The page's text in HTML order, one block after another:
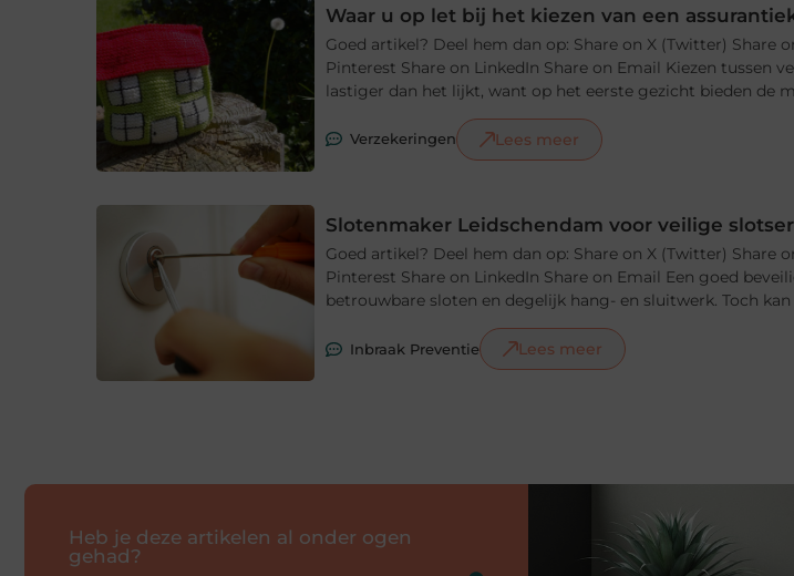
Waar u op let bij het kiezen van een
Goed artikel? Deel hem dan op: Share on X (Twitter) Share
Pinterest Share on LinkedIn Share on Email Kiezen tussen
lastiger dan het lijkt, want op het eerste gezicht bieden de
Verzekeringen Lees meer
Slotenmaker Leidschendam voor veilige
Goed artikel? Deel hem dan op: Share on X (Twitter) Share
Pinterest Share on LinkedIn Share on Email Een goed
betrouwbare sloten en degelijk hang- en sluitwerk. Toch
Inbraak Preventie Lees meer
Heb je deze artikelen al onder ogen
gehad?